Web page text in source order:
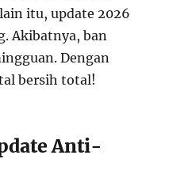
itu, update 2026
Akibatnya, ban
Dengan
bersih total!
Anti-